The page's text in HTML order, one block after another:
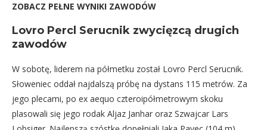
ZOBACZ PEŁNE WYNIKI ZAWODÓW
Lovro Percl Serucnik zwycięzcą drugich
zawodów
W sobotę, liderem na półmetku został Lovro Percl Serucnik.
Słoweniec oddał najdalszą próbę na dystans 115 metrów. Za
jego plecami, po ex aequo czteroipółmetrowym skoku
plasowali się jego rodak Aljaz Janhar oraz Szwajcar Lars